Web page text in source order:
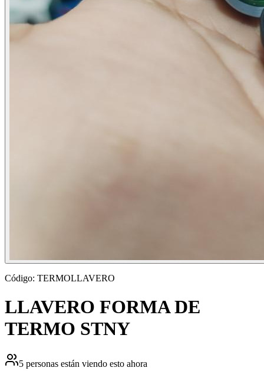
Código: TERMOLLAVERO
LLAVERO FORMA DE
TERMO STNY
5 personas están viendo esto ahora